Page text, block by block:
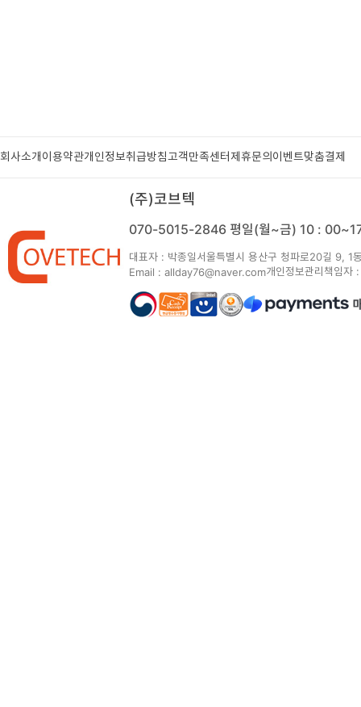
회사소개이용약관개인정보취급방침고객만족센터제휴문의이벤트맞춤결제
(주)코브텍
070-5015-2846 평일(월~금) 10 :
대표자 : 박종일서울특별시 용산구 청파로20길 9, 1
Email : allday76@naver.com개인정보관리책임자